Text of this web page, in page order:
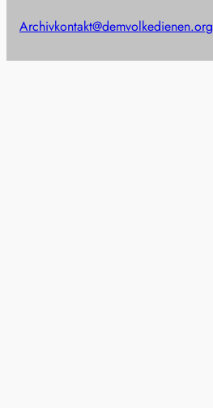
Archivkontakt@demvolkedienen.org